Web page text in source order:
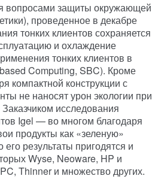
вопросами защиты окружающей
проведенное в декабре
тонких клиентов сохраняется
и охлаждение
тонких клиентов в
Computing, SBC). Кроме
компактной конструкции с
не наносят урон экологии при
исследования
Igel — во многом благодаря
продукты как «зеленую»
результаты пригодятся и
Wyse, Neoware, HP и
Thinner и множество других.